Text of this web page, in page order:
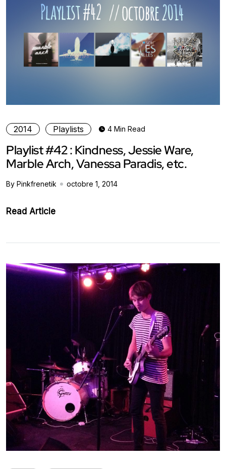
2014 Playlists 4 Min Read
Playlist #42 : Kindness, Jessie Ware,
Marble Arch, Vanessa Paradis, etc.
By Pinkfrenetik octobre 1, 2014
Read Article